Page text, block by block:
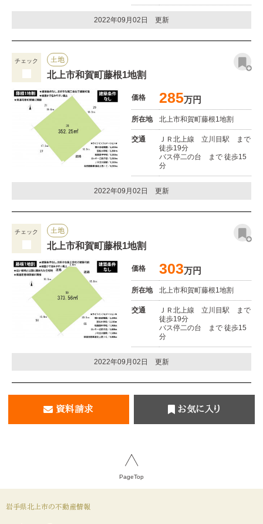
2022年09月02日 更新
チェック 土地
北上市和賀町藤根1地割
価格 285万円
所在地 北上市和賀町藤根1地割
交通
ＪＲ北上線 立川目駅 まで
徒歩19分
バス停二の台 まで 徒歩15
分
2022年09月02日 更新
チェック 土地
北上市和賀町藤根1地割
価格 303万円
所在地 北上市和賀町藤根1地割
交通
ＪＲ北上線 立川目駅 まで
徒歩19分
バス停二の台 まで 徒歩15
分
2022年09月02日 更新
資料請求 お気に入り
PageTop
岩手県北上市の不動産情報